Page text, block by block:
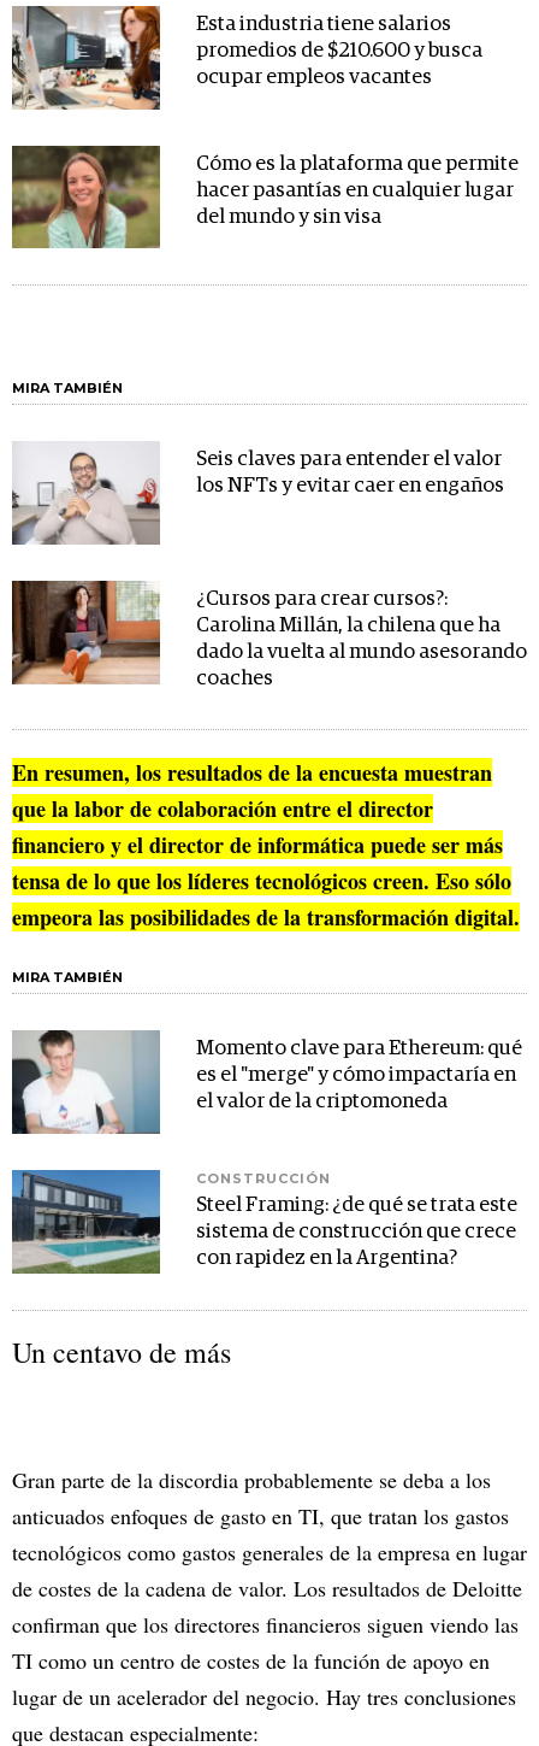
Esta industria tiene salarios
promedios de $210.600 y busca
ocupar empleos vacantes
Cómo es la plataforma que permite
hacer pasantías en cualquier lugar
del mundo y sin visa
MIRA TAMBIÉN
Seis claves para entender el valor
los NFTs y evitar caer en engaños
¿Cursos para crear cursos?:
Carolina Millán, la chilena que ha
dado la vuelta al mundo asesorando
coaches
En resumen, los resultados de la encuesta muestran
que la labor de colaboración entre el director
financiero y el director de informática puede ser más
tensa de lo que los líderes tecnológicos creen. Eso sólo
empeora las posibilidades de la transformación digital.
MIRA TAMBIÉN
Momento clave para Ethereum: qué
es el "merge" y cómo impactaría en
el valor de la criptomoneda
CONSTRUCCIÓN
Steel Framing: ¿de qué se trata este
sistema de construcción que crece
con rapidez en la Argentina?
Un centavo de más
Gran parte de la discordia probablemente se deba a los
anticuados enfoques de gasto en TI, que tratan los gastos
tecnológicos como gastos generales de la empresa en lugar
de costes de la cadena de valor. Los resultados de Deloitte
confirman que los directores financieros siguen viendo las
TI como un centro de costes de la función de apoyo en
lugar de un acelerador del negocio. Hay tres conclusiones
que destacan especialmente: